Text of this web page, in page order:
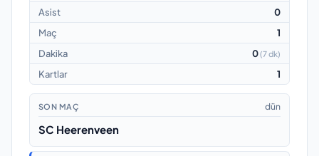
Asist
0
Maç
1
Dakika
0(7 dk)
Kartlar 1
SON MAÇ dün
SC Heerenveen